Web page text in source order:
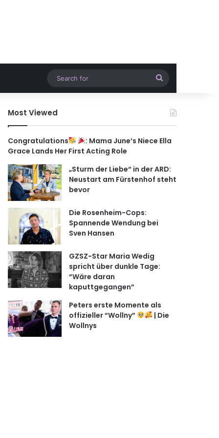
for
Most Viewed
Congratulations
: Mama June’s Niece Ella
Grace Lands Her First Acting Role
„Sturm der Liebe“ in der ARD:
Neustart am Fürstenhof steht
bevor
Die Rosenheim-Cops:
Spannende Wendung bei
Sven Hansen
GZSZ-Star Maria Wedig
spricht über dunkle Tage:
“Wäre daran
kaputtgegangen”
Peters erste Momente als
offizieller “Wollny” ​
​ | Die
Wollnys